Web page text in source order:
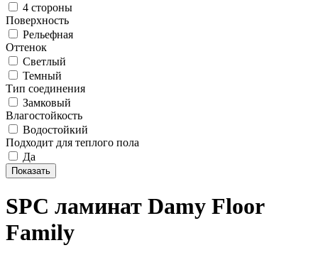
4 стороны
Поверхность
Рельефная
Оттенок
Светлый
Темный
Тип соединения
Замковый
Влагостойкость
Водостойкий
Подходит для теплого пола
Да
SPC ламинат Damy Floor
Family